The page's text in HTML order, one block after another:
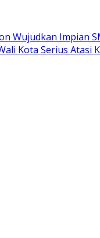
Wujudkan Impian
Kota Serius Atasi